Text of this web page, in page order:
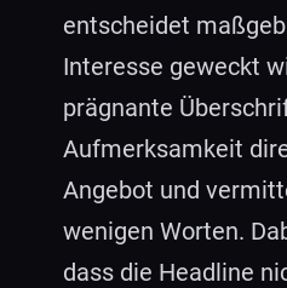
entscheidet
Interesse geweckt
prägnante
Aufmerksamkeit
Angebot und
wenigen Worten.
dass die Headline